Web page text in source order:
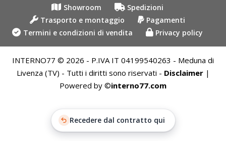
Showroom
Spedizioni
Trasporto e montaggio
Pagamenti
Termini e condizioni di vendita
Privacy policy
INTERNO77 © 2026 - P.IVA IT 04199540263 - Meduna di
Livenza (TV) - Tutti i diritti sono riservati - Disclaimer|
Powered by ©interno77.com
Recedere dal contratto qui